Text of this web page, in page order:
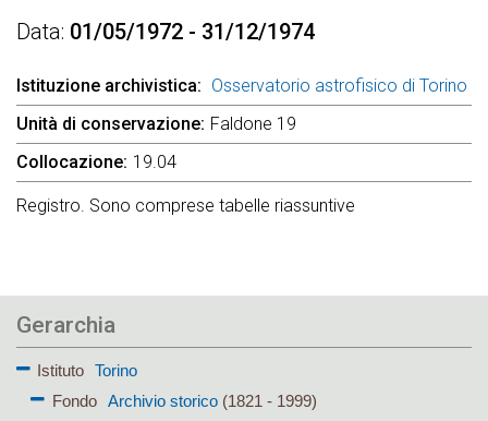
Data 01/05/1972 - 31/12/1974
Istituzione archivistica
Osservatorio astrofisico di Torino
Unità di conservazione Faldone 19
Collocazione 19.04
Registro. Sono comprese tabelle riassuntive
Gerarchia
Istituto
Torino
Fondo
Archivio storico(1821 - 1999)